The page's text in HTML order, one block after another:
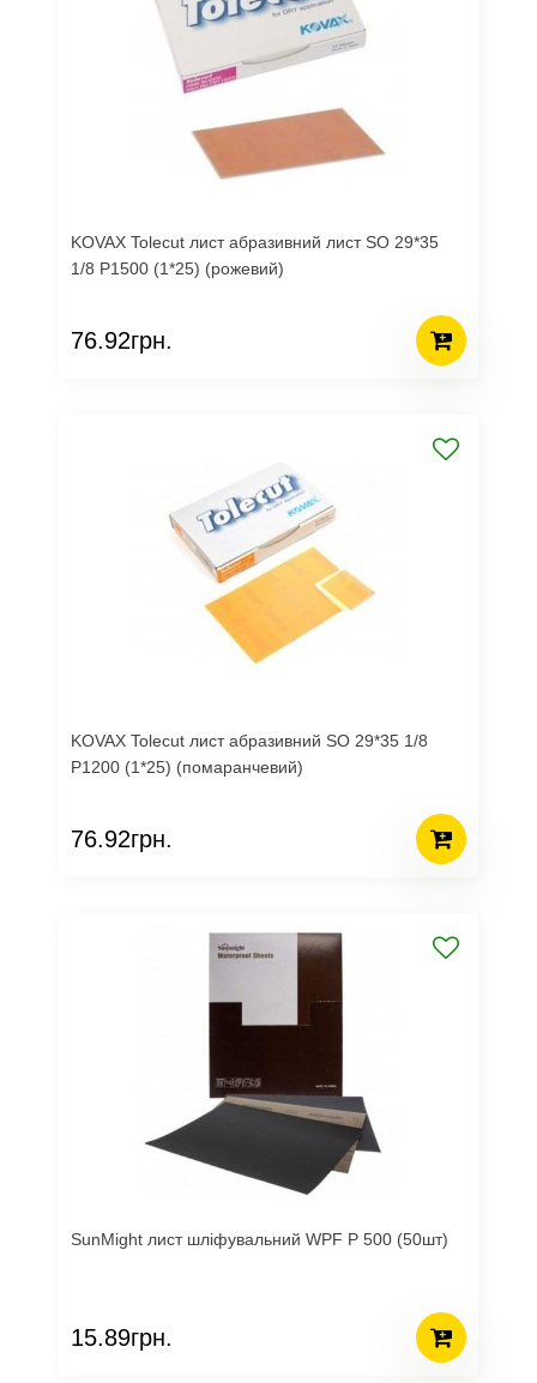
KOVAX Tolecut лист абразивний лист SO 29*35
1/8 Р1500 (1*25) (рожевий)
76.92грн.
KOVAX Tolecut лист абразивний SO 29*35 1/8
Р1200 (1*25) (помаранчевий)
76.92грн.
SunMight лист шліфувальний WPF P 500 (50шт)
15.89грн.